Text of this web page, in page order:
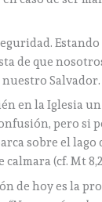
de que
Salvador.
en la Iglesia un
pero si
sobre el
(cf. Mt
hoy es la